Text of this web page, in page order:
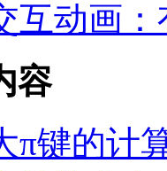
互动画
容
π键的计